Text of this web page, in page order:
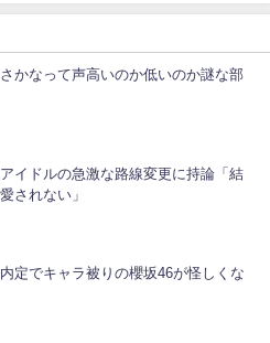
さかなって声高いのか低いのか謎な部
イドルの急激な路線変更に持論「結
されない」
定でキャラ被りの櫻坂46が怪しくな